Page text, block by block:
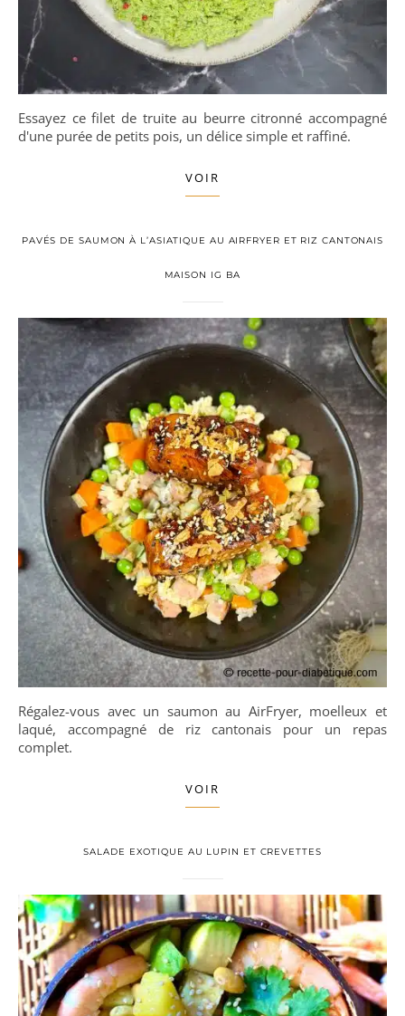
Essayez ce filet de truite au beurre citronné accompagné
d'une purée de petits pois, un délice simple et raffiné.
VOIR
PAVÉS DE SAUMON À L’ASIATIQUE AU AIRFRYER ET RIZ CANTONAIS
MAISON IG BA
Régalez-vous avec un saumon au AirFryer, moelleux et
laqué, accompagné de riz cantonais pour un repas
complet.
VOIR
SALADE EXOTIQUE AU LUPIN ET CREVETTES